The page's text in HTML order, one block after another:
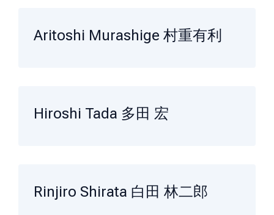
Aritoshi Murashige 村重有利
Hiroshi Tada 多田 宏
Rinjiro Shirata 白田 林二郎